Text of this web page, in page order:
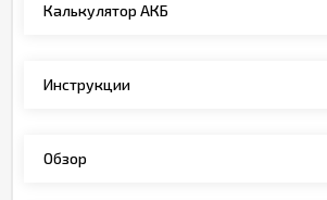
Калькулятор АКБ
Инструкции
Обзор